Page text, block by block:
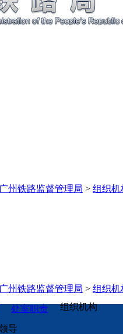
广州铁路监督管理局 > 组织机
广州铁路监督管理局 > 组织机
处室职责 组织机构
导